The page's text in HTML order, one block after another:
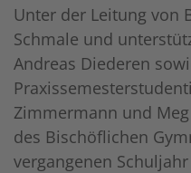
Unter der Leitung von
Schmale und
Andreas Diederen
Zimmermann und
des Bischöflichen
vergangenen